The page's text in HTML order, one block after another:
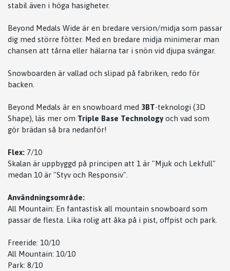
stabil även i höga hasigheter.
Beyond Medals Wide är en bredare version/midja som passar
dig med större fötter. Med en bredare midja minimerar man
chansen att tårna eller hälarna tar i snön vid djupa svängar.
Snowboarden är vallad och slipad på fabriken, redo för
backen.
Beyond Medals är en snowboard med 3BT-teknologi (3D
Shape), läs mer om Triple Base Technology och vad som
gör brädan så bra nedanför!
Flex: 7/10
Skalan är uppbyggd på principen att 1 är "Mjuk och Lekfull"
medan 10 är "Styv och Responsiv".
Användningsområde:
All Mountain: En fantastisk all mountain snowboard som
passar de flesta. Lika rolig att åka på i pist, offpist och park.
Freeride: 10/10
All Mountain: 10/10
Park: 8/10